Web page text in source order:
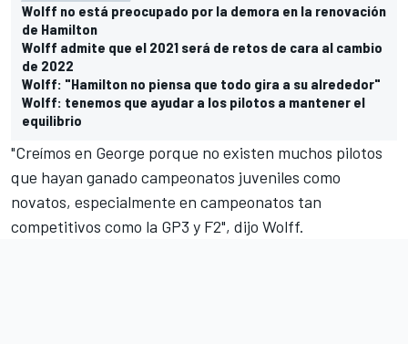
Wolff no está preocupado por la demora en la renovación
de Hamilton
Wolff admite que el 2021 será de retos de cara al cambio
de 2022
Wolff: "Hamilton no piensa que todo gira a su alrededor"
Wolff: tenemos que ayudar a los pilotos a mantener el
equilibrio
"Creímos en George porque no existen muchos pilotos
que hayan ganado campeonatos juveniles como
novatos, especialmente en campeonatos tan
competitivos como la GP3 y F2", dijo Wolff.